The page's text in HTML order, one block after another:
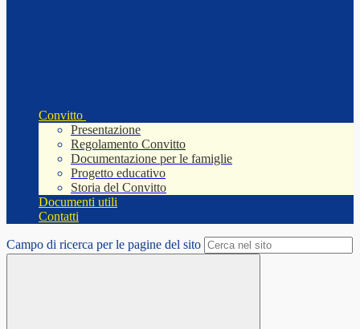
Convitto
Presentazione
Regolamento Convitto
Documentazione per le famiglie
Progetto educativo
Storia del Convitto
Documenti utili
Contatti
Campo di ricerca per le pagine del sito